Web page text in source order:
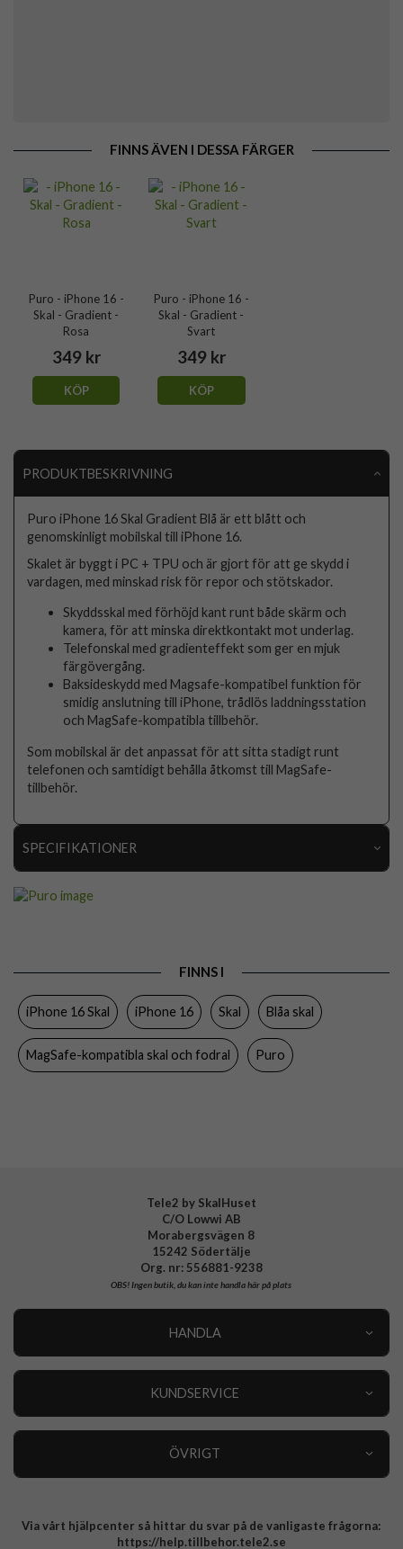
FINNS ÄVEN I DESSA FÄRGER
Puro - iPhone 16 -
Skal - Gradient -
Rosa
349 kr
KÖP
Puro - iPhone 16 -
Skal - Gradient -
Svart
349 kr
KÖP
PRODUKTBESKRIVNING
Puro iPhone 16 Skal Gradient Blå är ett blått och
genomskinligt mobilskal till iPhone 16.
Skalet är byggt i PC + TPU och är gjort för att ge skydd i
vardagen, med minskad risk för repor och stötskador.
Skyddsskal med förhöjd kant runt både skärm och
kamera, för att minska direktkontakt mot underlag.
Telefonskal med gradienteffekt som ger en mjuk
färgövergång.
Baksideskydd med Magsafe-kompatibel funktion för
smidig anslutning till iPhone, trådlös laddningsstation
och MagSafe-kompatibla tillbehör.
Som mobilskal är det anpassat för att sitta stadigt runt
telefonen och samtidigt behålla åtkomst till MagSafe-
tillbehör.
SPECIFIKATIONER
Färg Blå, Genomskinlig
Hårdplast (PC), Mjukplast (TPU)
Varumärke
FINNS I
iPhone 16 Skal iPhone 16 Skal Blåa skal
MagSafe-kompatibla skal och fodral Puro
Tele2 by SkalHuset
C/O Lowwi AB
Morabergsvägen 8
15242 Södertälje
Org. nr: 556881-9238
OBS!Ingen butik, du kan inte handla här på plats
HANDLA
KUNDSERVICE
ÖVRIGT
Integritetspolicy
Via vårt hjälpcenter så hittar du svar på de vanligaste frågorna:
https://help.tillbehor.tele2.se